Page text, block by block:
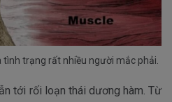
tình trạng rất nhiều người mắc phải.
tới rối loạn thái dương hàm. Từ